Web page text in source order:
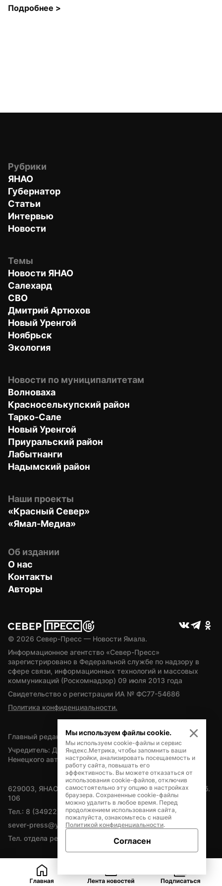
Подробнее >
Рубрики
ЯНАО
Губернатор
Статьи
Интервью
Новости
Темы
Новости ЯНАО
Салехард
СВО
Дмитрий Артюхов
Новый Уренгой
Ноябрьск
Экология
Новости по муниципалитетам
Волноваха
Красноселькупский район
Тарко-Сале
Новый Уренгой
Приуральский район
Лабытнанги
Надымский район
Наши проекты
«Красный Север»
«Ямал-Медиа»
Об издании
О нас
Контакты
Авторы
© 2026 Север-Пресс — Новости Ямала.
Информационное агентство «Север-Пресс»
зарегистрировано в Федеральной службе по надзору в
сфере связи, информационных технологий и массовых
коммуникаций (Роскомнадзор) 09 июля 2013 года
Свидетельство о регистрации ИА № ФС77-54686
Политика конфиденциальности.
Главный редактор — А.Л. Поздеев
Учредитель: Департамент внутренней политики Ямало-
Ненецкого автономного округа
629003, ЯНАО, Салехард, мкр. Богдана Кнунянца, д.1, каб.
106
Тел.: 8 (34922) 71262
sever-press@yamal-media.ru
Тел. отдела рекламы: 8 (34922) 42728
Мы используем файлы cookie.
Мы используем cookie-файлы и сервис
Яндекс.Метрика, чтобы запомнить ваши
настройки, анализировать посещаемость и
работу сайта, повышать его
эффективность. Вы можете отказаться от
использования cookie-файлов, отключив
самостоятельно эту опцию в настройках
браузера. Сохраненные cookie-файлы
можно удалить в любое время. Перед
продолжением использования сайта,
пожалуйста, ознакомьтесь с нашей
Политикой конфиденциальности.
Согласен